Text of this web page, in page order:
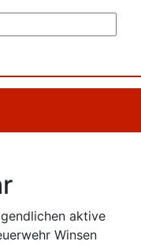
aktive
Winsen